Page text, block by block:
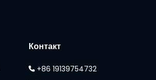
Контакт
+86 19139754732